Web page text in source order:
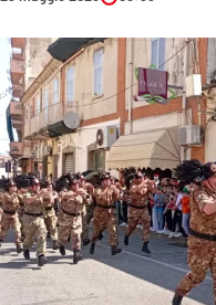
AMBIENTE
SOCIETÀ
CULTURA
ECONOMIA E LAVORO
EVENTI
SPORT